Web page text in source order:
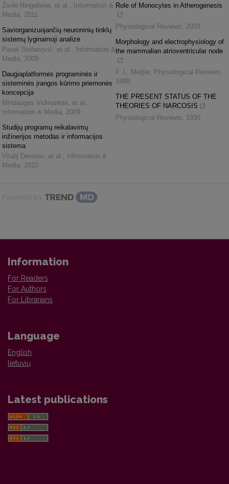
Živilė Ringelienė, et al. ,
Information &
Media, 2011
Saviorganizuojančių neuroninių tinklų
sistemų lyginamoji analizė
Pavel Stefanovič, et al. ,
Information &
Media, 2009
Daugiaplatformės programinės ir
sisteminės įrangos kūrimo priemonės
koncepcija
Mindaugas Vidmantas, et al. ,
Information & Media, 2009
Studijų programų reikalavimų
inžinerijos metodas ir informacijos
sistema
Vitalij Denisov, et al. ,
Information &
Media, 2010
Role of Monocytes in Atherogenesis
Physiological Reviews, 2003
Morphology and electrophysiology of
the mammalian atrioventricular node
F. L. Meijler, Physiological Reviews,
1988
THE PRESENT STATUS OF THE
THEORIES OF NARCOSIS
Physiological Reviews, 1930
Powered by
Information
For Readers
For Authors
For Librarians
Language
English
lietuvių
Latest publications